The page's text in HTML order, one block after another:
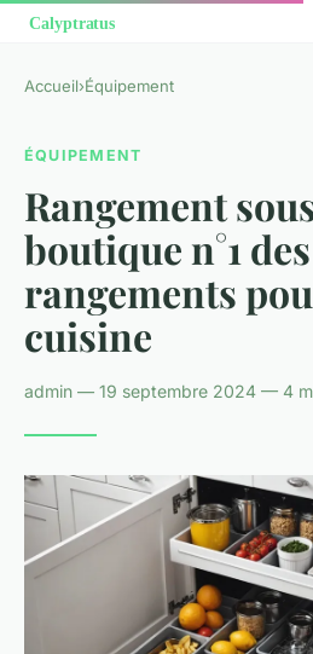
Accueil›Équipement
ÉQUIPEMENT
Rangement
boutique n°1 des
rangements
cuisine
admin — 19 septembre 2024 — 4